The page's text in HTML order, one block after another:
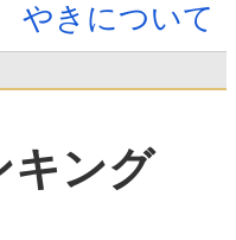
やきについて
キング